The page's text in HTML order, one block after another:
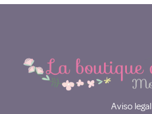
Aviso legal